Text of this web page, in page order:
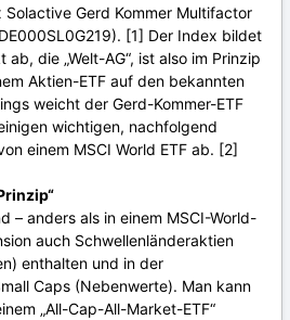
Gerd Kommer Multifactor
[1] Der Index bildet
die „Welt-AG“, ist also im Prinzip
Aktien-ETF auf den bekannten
weicht der Gerd-Kommer-ETF
wichtigen, nachfolgend
einem MSCI World ETF ab. [2]
– anders als in einem MSCI-World-
auch Schwellenländeraktien
enthalten und in der
Caps (Nebenwerte). Man kann
„All-Cap-All-Market-ETF“